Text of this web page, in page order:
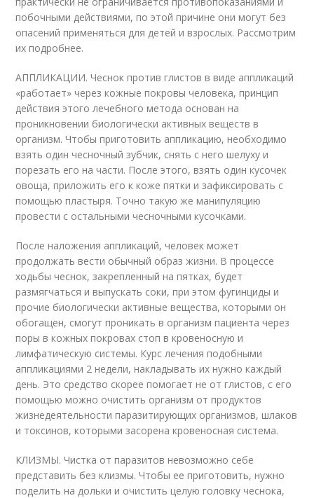
побочными действиями, по этой причине они могут без
опасений применяться для детей и взрослых. Рассмотрим
их подробнее.
АППЛИКАЦИИ. Чеснок против глистов в виде аппликаций
«работает» через кожные покровы человека, принцип
действия этого лечебного метода основан на
проникновении биологически активных веществ в
организм. Чтобы приготовить аппликацию, необходимо
взять один чесночный зубчик, снять с него шелуху и
порезать его на части. После этого, взять один кусочек
овоща, приложить его к коже пятки и зафиксировать с
помощью пластыря. Точно такую же манипуляцию
провести с остальными чесночными кусочками.
После наложения аппликаций, человек может
продолжать вести обычный образ жизни. В процессе
ходьбы чеснок, закрепленный на пятках, будет
размягчаться и выпускать соки, при этом фугинциды и
прочие биологически активные вещества, которыми он
обогащен, смогут проникать в организм пациента через
поры в кожных покровах стоп в кровеносную и
лимфатическую системы. Курс лечения подобными
аппликациями 2 недели, накладывать их нужно каждый
день. Это средство скорее помогает не от глистов, с его
помощью можно очистить организм от продуктов
жизнедеятельности паразитирующих организмов, шлаков
и токсинов, которыми засорена кровеносная система.
КЛИЗМЫ. Чистка от паразитов невозможно себе
представить без клизмы. Чтобы ее приготовить, нужно
поделить на дольки и очистить целую головку чеснока,